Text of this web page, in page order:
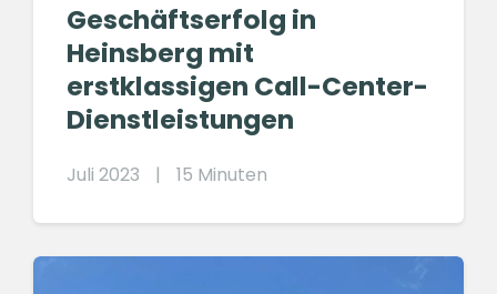
Geschäftserfolg in
Heinsberg mit
erstklassigen Call-Center-
Dienstleistungen
Juli 2023 | 15 Minuten